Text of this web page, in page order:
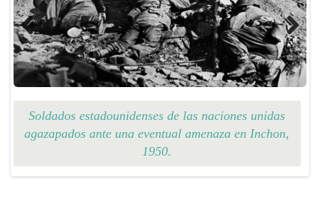
Soldados estadounidenses de las naciones unidas
agazapados ante una eventual amenaza en Inchon,
1950.
Previous Next